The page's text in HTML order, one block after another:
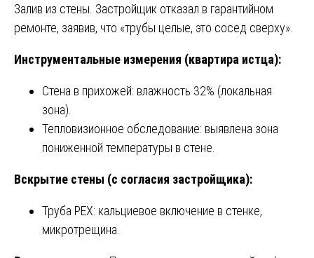
Залив из стены. Застройщик отказал в гарантийном
ремонте, заявив, что «трубы целые, это сосед сверху».
Инструментальные измерения (квартира истца):
Стена в прихожей: влажность 32% (локальная
зона).
Тепловизионное обследование: выявлена зона
пониженной температуры в стене.
Вскрытие стены (с согласия застройщика):
Труба PEX: кальциевое включение в стенке,
микротрещина.